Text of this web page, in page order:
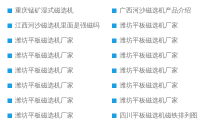
重庆锰矿湿式磁选机
广西河沙磁选机产品介绍
江西河沙磁选机里面是强磁吗
潍坊平板磁选机厂家
潍坊平板磁选机厂家
潍坊平板磁选机厂家
潍坊平板磁选机厂家
潍坊平板磁选机厂家
潍坊平板磁选机厂家
潍坊平板磁选机厂家
潍坊平板磁选机厂家
潍坊平板磁选机厂家
潍坊平板磁选机厂家
潍坊平板磁选机厂家
潍坊平板磁选机厂家
四川平板磁选机磁铁排列图